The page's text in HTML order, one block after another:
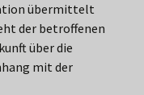
übermittelt
der betroffenen
über die
mit der